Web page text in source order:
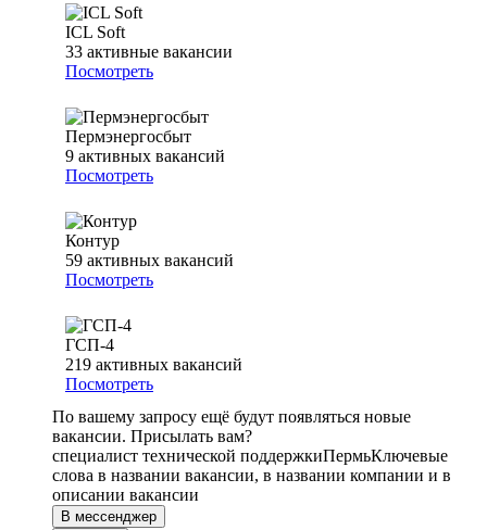
ICL Soft
33 активные вакансии
Посмотреть
Пермэнергосбыт
9 активных вакансий
Посмотреть
Контур
59 активных вакансий
Посмотреть
ГСП-4
219 активных вакансий
Посмотреть
По вашему запросу ещё будут появляться новые
вакансии. Присылать вам?
специалист технической поддержкиПермьКлючевые
слова в названии вакансии, в названии компании и в
описании вакансии
В мессенджер